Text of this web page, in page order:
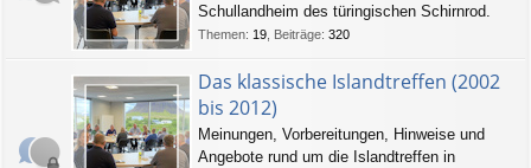
Schullandheim des türingischen Schirnrod.
Themen: 19 Beiträge: 320
Das klassische Islandtreffen (2002
bis 2012)
Meinungen, Vorbereitungen, Hinweise und
Angebote rund um die Islandtreffen in